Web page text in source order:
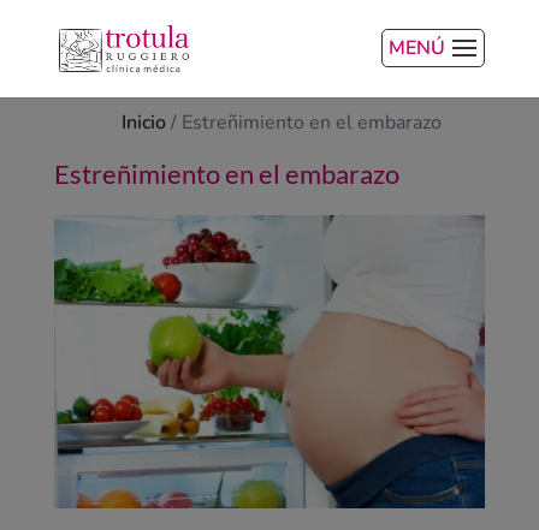
MENÚ
Inicio/ Estreñimiento en el embarazo
Estreñimiento en el embarazo